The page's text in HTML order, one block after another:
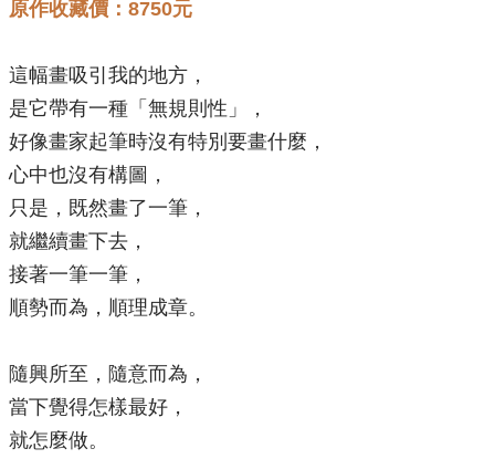
原作收藏價：8750元
這幅畫吸引我的地方，
是它帶有一種「無規則性」，
好像畫家起筆時沒有特別要畫什麼，
心中也沒有構圖，
只是，既然畫了一筆，
就繼續畫下去，
接著一筆一筆，
順勢而為，順理成章。
隨興所至，隨意而為，
當下覺得怎樣最好，
就怎麼做。